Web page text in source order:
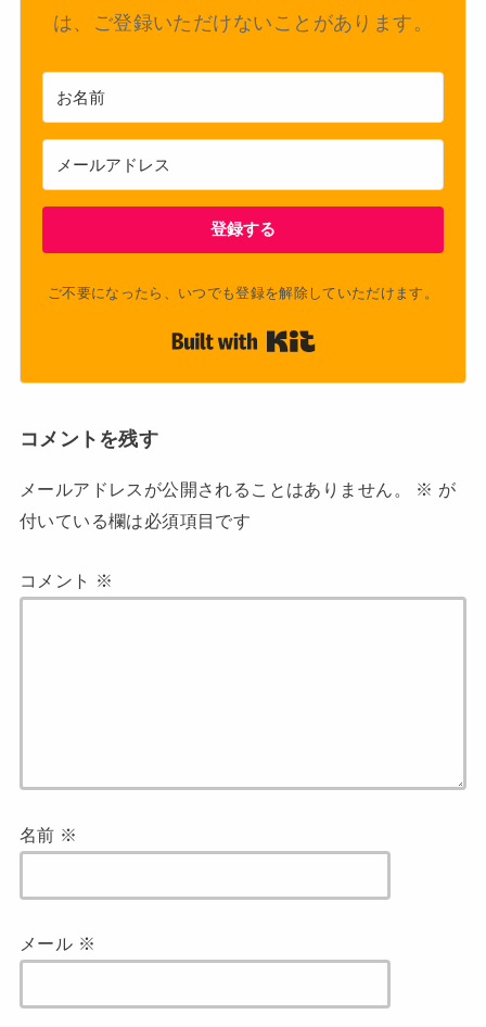
は、ご登録いただけないことがあります。
登録する
ご不要になったら、いつでも登録を解除していただけます。
コメントを残す
メールアドレスが公開されることはありません。 ※ が
付いている欄は必須項目です
コメント ※
名前 ※
メール ※